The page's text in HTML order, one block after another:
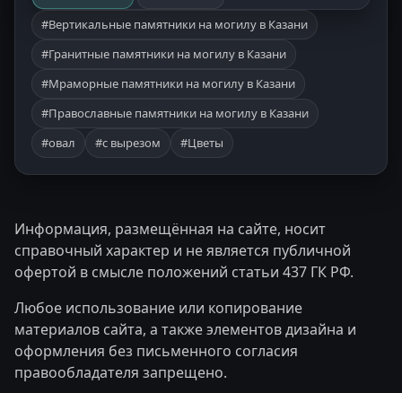
#Вертикальные памятники на могилу в Казани
#Гранитные памятники на могилу в Казани
#Мраморные памятники на могилу в Казани
#Православные памятники на могилу в Казани
#овал
#с вырезом #Цветы
Информация, размещённая на сайте, носит
справочный характер и не является публичной
офертой в смысле положений статьи 437 ГК РФ.
Любое использование или копирование
материалов сайта, а также элементов дизайна и
оформления без письменного согласия
правообладателя запрещено.